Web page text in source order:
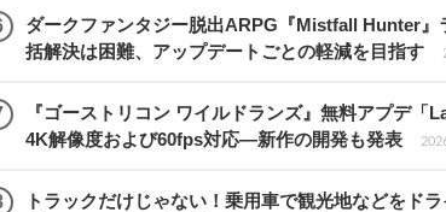
ダークファンタジー脱出ARPG『Mistfall Hunter
括解決は困難、アップデートごとの軽減を目指す
『ゴーストリコン ワイルドランズ』無料アプデ
4K解像度および60fps対応―新作の開発も発表
トラックだけじゃない！乗用車で観光地などをド